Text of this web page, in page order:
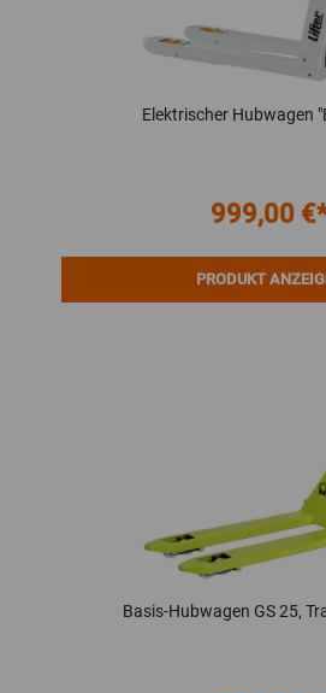
Elektrischer Hubwagen
999,00
PRODUKT
Basis-Hubwagen GS 25,